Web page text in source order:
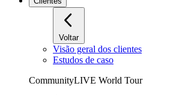
Voltar
Visão geral dos clientes
Estudos de caso
CommunityLIVE World Tour